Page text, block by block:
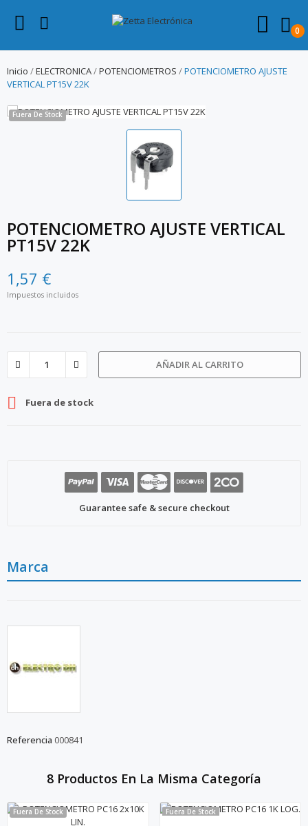
0
Inicio ELECTRONICA POTENCIOMETROS
POTENCIOMETRO AJUSTE
VERTICAL PT15V 22K
Fuera De Stock
POTENCIOMETRO AJUSTE VERTICAL
PT15V 22K
1,57 €
Impuestos incluidos
AÑADIR AL CARRITO
 Fuera de stock
Guarantee safe & secure checkout
Marca
Referencia 000841
8 Productos En La Misma Categoría
Fuera De Stock Fuera De Stock